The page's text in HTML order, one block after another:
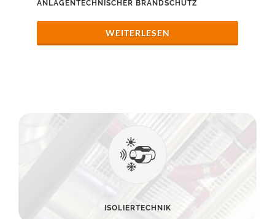
ANLAGENTECHNISCHER BRANDSCHUTZ
WEITERLESEN
ISOLIERTECHNIK